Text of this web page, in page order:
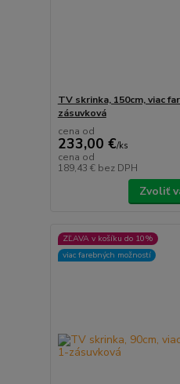
TV skrinka, 150cm, viac
zásuvková
cena od
233,00 €/ks
cena od
189,43 € bez DPH
Zvoliť
ZĽAVA v košíku do 10%
viac farebných možností